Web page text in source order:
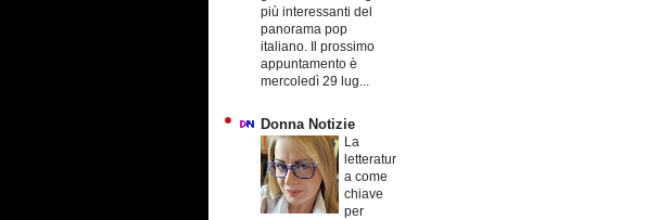
più interessanti del
panorama pop
italiano. Il prossimo
appuntamento è
mercoledì 29 lug...
Donna Notizie
La
letteratur
a come
chiave
per